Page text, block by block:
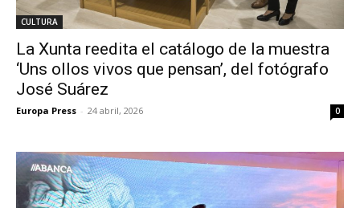
CULTURA
La Xunta reedita el catálogo de la muestra
‘Uns ollos vivos que pensan’, del fotógrafo
José Suárez
Europa Press - 24 abril, 2026 0